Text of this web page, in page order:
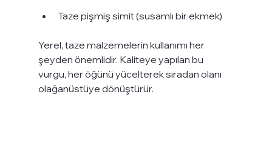
Taze pişmiş simit (susamlı bir ekmek)
Yerel, taze malzemelerin kullanımı her
şeyden önemlidir. Kaliteye yapılan bu
vurgu, her öğünü yücelterek sıradan olanı
olağanüstüye dönüştürür.